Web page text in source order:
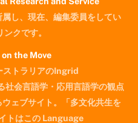
し、現在、編集委員をしてい
クです。
the Move
ストラリアのIngrid
会言語学・応用言語学の観点
ェブサイト。「多文化共生を
トはこの Language